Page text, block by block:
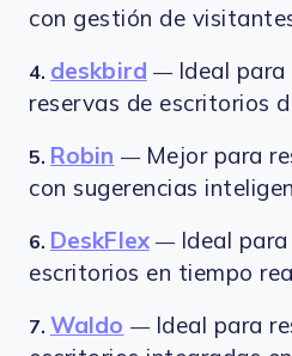
con gestión de
4. deskbird — Ideal
reservas de escritorios
5. Robin — Mejor para
con sugerencias
6. DeskFlex — Ideal
escritorios en tiempo real
7. Waldo — Ideal para